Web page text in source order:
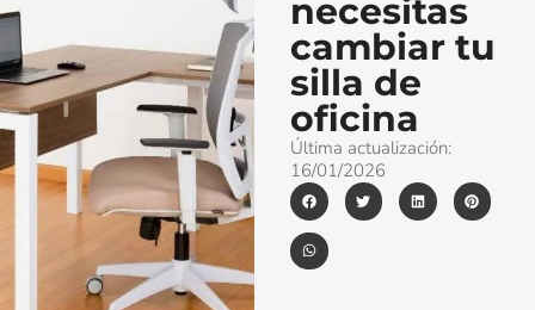
necesitas
cambiar tu
silla de
oficina
Última actualización:
16/01/2026